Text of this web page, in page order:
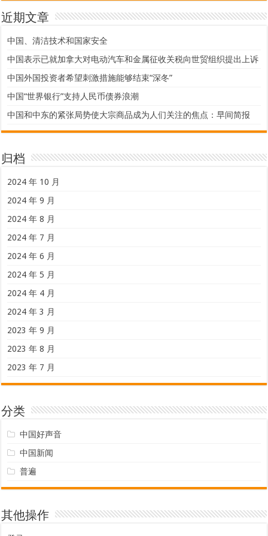
近期文章
中国、清洁技术和国家安全
中国表示已就加拿大对电动汽车和金属征收关税向世贸组织提出上诉
中国外国投资者希望刺激措施能够结束“深冬”
中国“世界银行”支持人民币债券浪潮
中国和中东的紧张局势使大宗商品成为人们关注的焦点：早间简报
归档
2024 年 10 月
2024 年 9 月
2024 年 8 月
2024 年 7 月
2024 年 6 月
2024 年 5 月
2024 年 4 月
2024 年 3 月
2023 年 9 月
2023 年 8 月
2023 年 7 月
分类
中国好声音
中国新闻
普遍
其他操作